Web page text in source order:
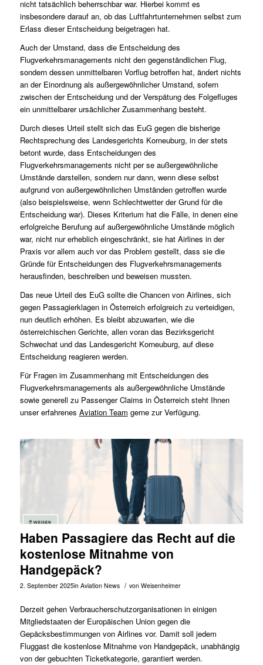
nicht tatsächlich beherrschbar war. Hierbei kommt es
insbesondere darauf an, ob das Luftfahrtunternehmen selbst zum
Erlass dieser Entscheidung beigetragen hat.
Auch der Umstand, dass die Entscheidung des
Flugverkehrsmanagements nicht den gegenständlichen Flug,
sondern dessen unmittelbaren Vorflug betroffen hat, ändert nichts
an der Einordnung als außergewöhnlicher Umstand, sofern
zwischen der Entscheidung und der Verspätung des Folgefluges
ein unmittelbarer ursächlicher Zusammenhang besteht.
Durch dieses Urteil stellt sich das EuG gegen die bisherige
Rechtsprechung des Landesgerichts Korneuburg, in der stets
betont wurde, dass Entscheidungen des
Flugverkehrsmanagements nicht per se außergewöhnliche
Umstände darstellen, sondern nur dann, wenn diese selbst
aufgrund von außergewöhnlichen Umständen getroffen wurde
(also beispielsweise, wenn Schlechtwetter der Grund für die
Entscheidung war). Dieses Kriterium hat die Fälle, in denen eine
erfolgreiche Berufung auf außergewöhnliche Umstände möglich
war, nicht nur erheblich eingeschränkt, sie hat Airlines in der
Praxis vor allem auch vor das Problem gestellt, dass sie die
Gründe für Entscheidungen des Flugverkehrsmanagements
herausfinden, beschreiben und beweisen mussten.
Das neue Urteil des EuG sollte die Chancen von Airlines, sich
gegen Passagierklagen in Österreich erfolgreich zu verteidigen,
nun deutlich erhöhen. Es bleibt abzuwarten, wie die
österreichischen Gerichte, allen voran das Bezirksgericht
Schwechat und das Landesgericht Korneuburg, auf diese
Entscheidung reagieren werden.
Für Fragen im Zusammenhang mit Entscheidungen des
Flugverkehrsmanagements als außergewöhnliche Umstände
sowie generell zu Passenger Claims in Österreich steht Ihnen
unser erfahrenes Aviation Team gerne zur Verfügung.
Haben Passagiere das Recht auf die
kostenlose Mitnahme von
Handgepäck?
2. September 2025in Aviation News / von Weisenheimer
Derzeit gehen Verbraucherschutzorganisationen in einigen
Mitgliedstaaten der Europäischen Union gegen die
Gepäcksbestimmungen von Airlines vor. Damit soll jedem
Fluggast die kostenlose Mitnahme von Handgepäck, unabhängig
von der gebuchten Ticketkategorie, garantiert werden.